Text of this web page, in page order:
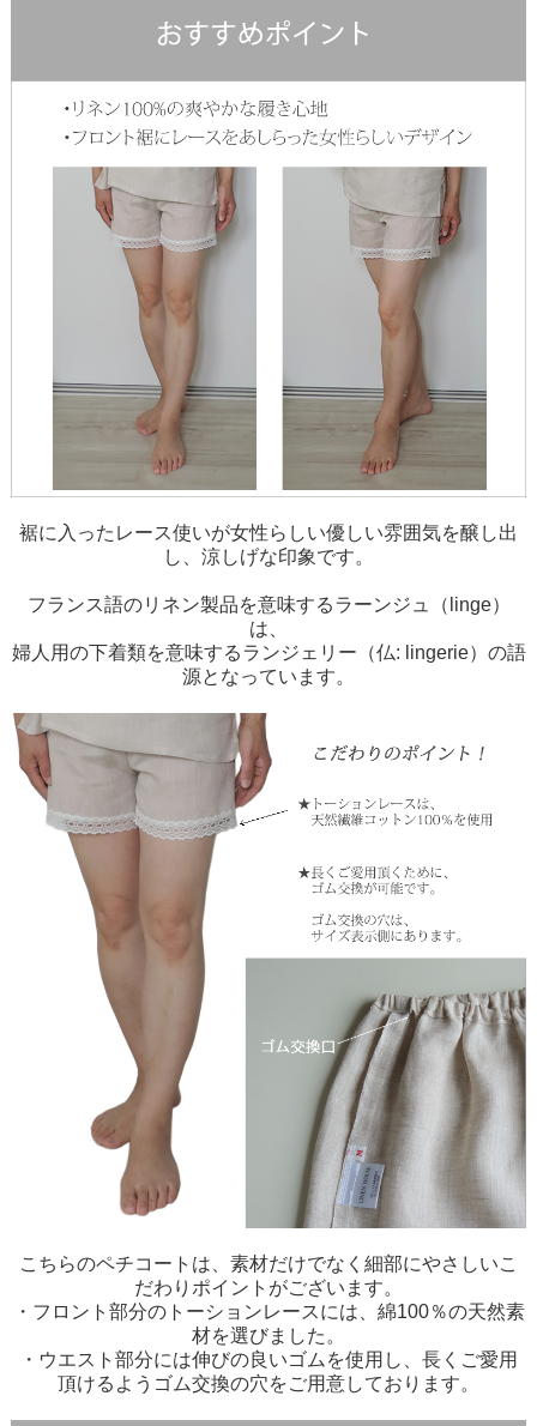
裾に入ったレース使いが女性らしい優しい雰囲気を醸し出
し、涼しげな印象です。
フランス語のリネン製品を意味するラーンジュ（linge）
は、
婦人用の下着類を意味するランジェリー（仏: lingerie）の語
源となっています。
こちらのペチコートは、素材だけでなく細部にやさしいこ
だわりポイントがございます。
・フロント部分のトーションレースには、綿100％の天然素
材を選びました。
・ウエスト部分には伸びの良いゴムを使用し、長くご愛用
頂けるようゴム交換の穴をご用意しております。